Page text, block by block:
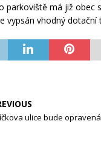
parkoviště má již obec
vypsán vhodný dotační
ulice bude